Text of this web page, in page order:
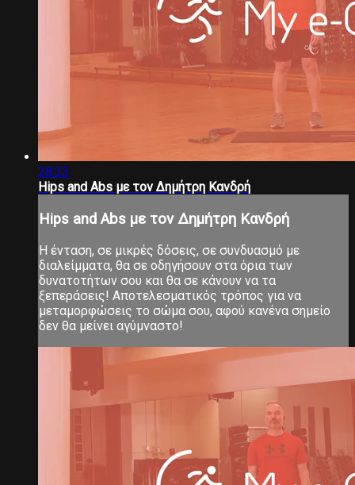
28:33
Hips and Abs με τον Δημήτρη Κανδρή
Hips and Abs με τον Δημήτρη Κανδρή
Η ένταση, σε μικρές δόσεις, σε συνδυασμό με
διαλείμματα, θα σε οδηγήσουν στα όρια των
δυνατοτήτων σου και θα σε κάνουν να τα
ξεπεράσεις! Αποτελεσματικός τρόπος για να
μεταμορφώσεις το σώμα σου, αφού κανένα σημείο
δεν θα μείνει αγύμναστο!